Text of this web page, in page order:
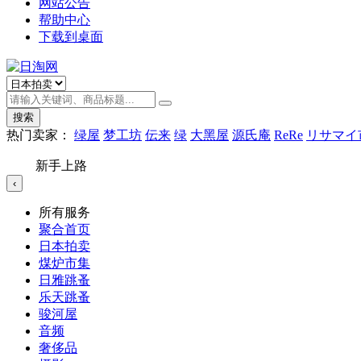
网站公告
帮助中心
下载到桌面
搜索
热门卖家： 绿屋 梦工坊 伝来 绿 大黑屋 源氏庵 ReRe リサマ
新手上路
‹
所有服务
聚合首页
日本拍卖
煤炉市集
日雅跳蚤
乐天跳蚤
骏河屋
音频
奢侈品